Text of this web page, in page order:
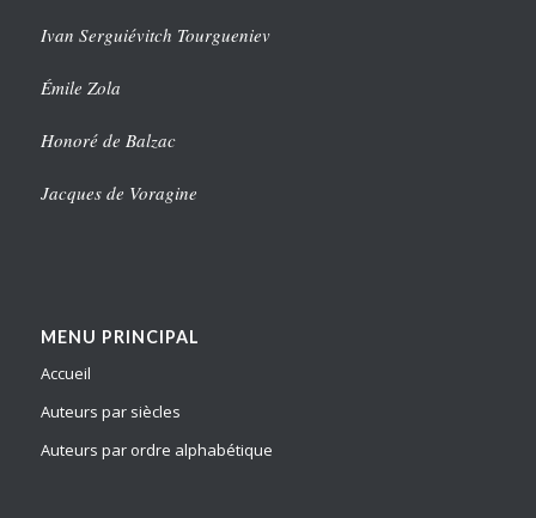
Ivan Serguiévitch Tourgueniev
Émile Zola
Honoré de Balzac
Jacques de Voragine
MENU PRINCIPAL
Accueil
Auteurs par siècles
Auteurs par ordre alphabétique